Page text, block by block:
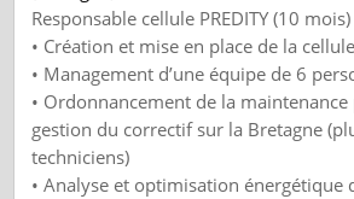
Responsable cellule PREDITY (10 mois)
• Création et mise en place de la cellule
• Management d’une équipe de 6
• Ordonnancement de la
gestion du correctif sur la Bretagne
techniciens)
• Analyse et optimisation énergétique